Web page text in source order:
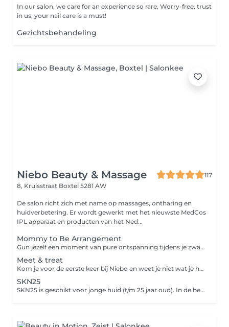
In our salon, we care for an experience so rare, Worry-free, trust
in us, your nail care is a must!
Gezichtsbehandeling
Niebo Beauty & Massage
117
8, Kruisstraat Boxtel 5281 AW
De salon richt zich met name op massages, ontharing en
huidverbetering. Er wordt gewerkt met het nieuwste MedCos
IPL apparaat en producten van het Ned...
Mommy to Be Arrangement
Gun jezelf een moment van pure ontspanning tijdens je zwangerschap met ons speciaal samengestelde Mommy to Be Arrangement. Dit verwenmoment is volledig afgestemd op de behoeften van aanstaande moeders. Je geniet van een 45 minuten durende gezichtsbehandeling, waarbij je huid intens wordt verzorgd en gehydrateerd met milde, veilige producten. Aansluitend volgt een 45 minuten ontspanningsmassage, uitgevoerd in buikligging op een speciale zwangerschapsbank van Bellezi. Deze unieke bank is ontworpen om jouw lichaam optimaal te ondersteunen, zodat je comfortabel en veilig kunt ontspannen. Dit arrangement helpt spanning te verminderen, stimuleert de doorbloeding en zorgt ervoor dat je even helemaal tot rust komt een waardevol moment voor jou én je baby. Ontspannen, verzorgen en genieten in alle comfort tijdens je zwangerschap.
Meet & treat
Kom je voor de eerste keer bij Niebo en weet je niet wat je huid nodig heeft? Dan is Meet & treat voor jou. We bespreken jouw wensen, huidverzorging en eventuele huidproblemen. Tijdens deze persoonlijke gezichtsbehandeling wordt je huid eerst geanalyseerd. Er wordt gekeken naar huidtype, conditie en eventuele huidproblemen zoals onzuiverheden, droogte of gevoeligheid. Op basis van deze analyse wordt de behandeling volledig op maat samengesteld. De behandeling bestaat uit: - reiniging en milde scrub - verwijderen van onzuiverheden - verzorgende dagcrème en eventueel advies voor thuiszorg Omdat elke huid anders is en continu verandert, is geen behandeling hetzelfde. Je huid krijgt precies wat ze nodig heeft op dat moment. Extra module: wenkbrauwen verzorging / harsen bovenlip / harsen kin
SKN25
SKN25 is geschikt voor jonge huid (t/m 25 jaar oud). In de behandeling worden gebruikt producten gemaakt van natuurlijke ingrediënten. Combinatie van de producten zorgt voor zuivere en gehydrateerde huid met gezonde en frisse uitstraling.